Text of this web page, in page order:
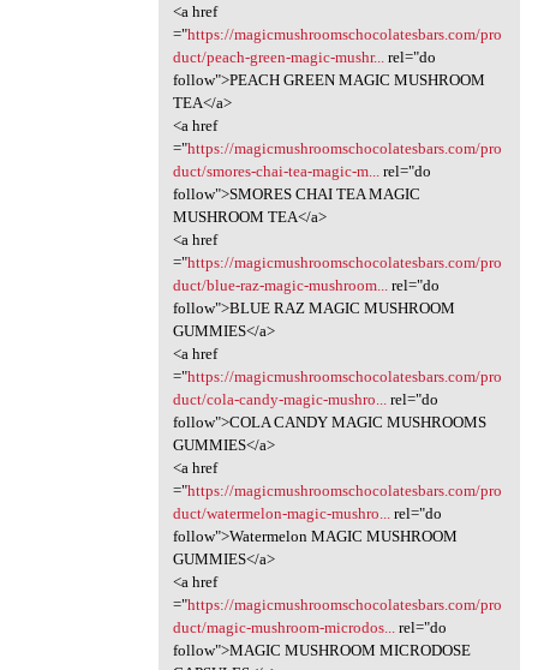
<a href
="https://magicmushroomschocolatesbars.com/pro
duct/peach-green-magic-mushr...
rel="do
follow">PEACH GREEN MAGIC MUSHROOM
TEA</a>
<a href
="https://magicmushroomschocolatesbars.com/pro
duct/smores-chai-tea-magic-m...
rel="do
follow">SMORES CHAI TEA MAGIC
MUSHROOM TEA</a>
<a href
="https://magicmushroomschocolatesbars.com/pro
duct/blue-raz-magic-mushroom...
rel="do
follow">BLUE RAZ MAGIC MUSHROOM
GUMMIES</a>
<a href
="https://magicmushroomschocolatesbars.com/pro
duct/cola-candy-magic-mushro...
rel="do
follow">COLA CANDY MAGIC MUSHROOMS
GUMMIES</a>
<a href
="https://magicmushroomschocolatesbars.com/pro
duct/watermelon-magic-mushro...
rel="do
follow">Watermelon MAGIC MUSHROOM
GUMMIES</a>
<a href
="https://magicmushroomschocolatesbars.com/pro
duct/magic-mushroom-microdos...
rel="do
follow">MAGIC MUSHROOM MICRODOSE